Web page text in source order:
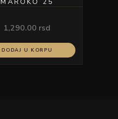
1,290.00 rsd
DODAJ U KORPU